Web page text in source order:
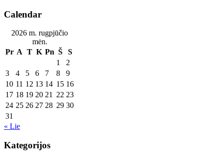
Calendar
2026 m. rugpjūčio
mėn.
Pr A T K Pn Š
S
1
2
3
4 5 6 7 8
9
10 11 12 13 14 15 16
17 18 19 20 21 22 23
24 25 26 27 28 29 30
31
« Lie
Kategorijos